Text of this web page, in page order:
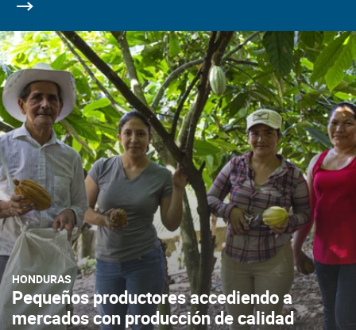
HONDURAS
Pequeños productores accediendo a
mercados con producción de calidad